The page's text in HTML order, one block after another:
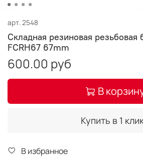
арт.2548
Складная резиновая резьбовая
FCRH67 67mm
600.00 руб
В
Купить в 1
В избранное